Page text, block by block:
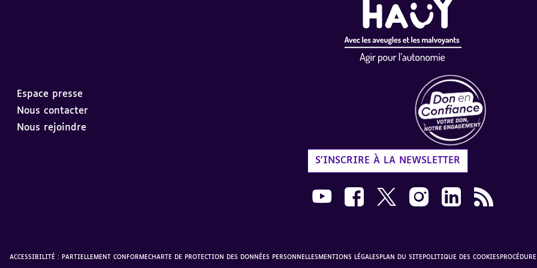
Espace presse
Nous contacter
Nous rejoindre
S'INSCRIRE À LA NEWSLETTER
Nous suivre sur Youtube AVH dans une nouvelle
Nous suivre sur Facebook AVH dans une
Nous suivre sur X AVH dans une
Nous suivre sur Instagram
Nous suivre sur
Flux RSS
ACCESSIBILITÉ : PARTIELLEMENT CONFORMECHARTE DE PROTECTION DES DONNÉES PERSONNELLESMENTIONS LÉGALES PLAN DU SITE POLITIQUE DES COOKIES